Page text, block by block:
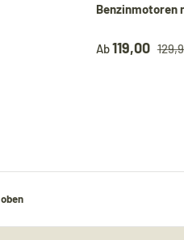
Benzinmotoren
Ab119,00